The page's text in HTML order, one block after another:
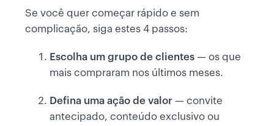
Se você quer começar rápido e sem
complicação, siga estes 4 passos:
Escolha um grupo de clientes — os que
mais compraram nos últimos meses.
Defina uma ação de valor — convite
antecipado, conteúdo exclusivo ou